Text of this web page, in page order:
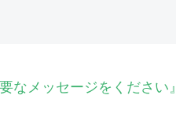
なメッセージをください』